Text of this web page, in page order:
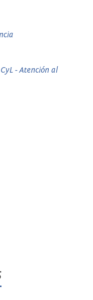
- Atención al